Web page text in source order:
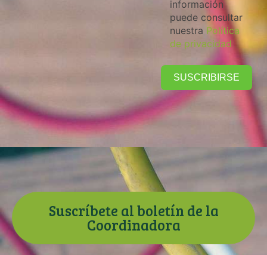
información
puede consultar
nuestra Política
de privacidad
SUSCRIBIRSE
Suscríbete al boletín de la
Coordinadora